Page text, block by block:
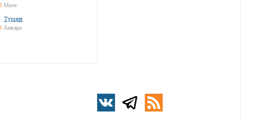
Мале
Турция
Анкара